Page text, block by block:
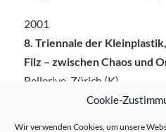
Cookie-
Wir verwenden Cookies, um unsere
2001
8. Triennale der Kleinplastik,
Filz – zwischen Chaos und
Bellerive, Zürich (K)